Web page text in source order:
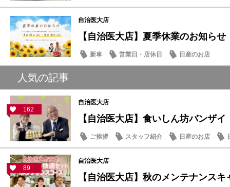
自治医大店
【自治医大店】夏季休業のお知らせ
新車 営業日・店休日 日産のお店
人気の記事
162
自治医大店
【自治医大店】食いしん坊バンザイ
ご挨拶 スタッフ紹介 日産のお店
89
自治医大店
【自治医大店】秋のメンテナンスキ